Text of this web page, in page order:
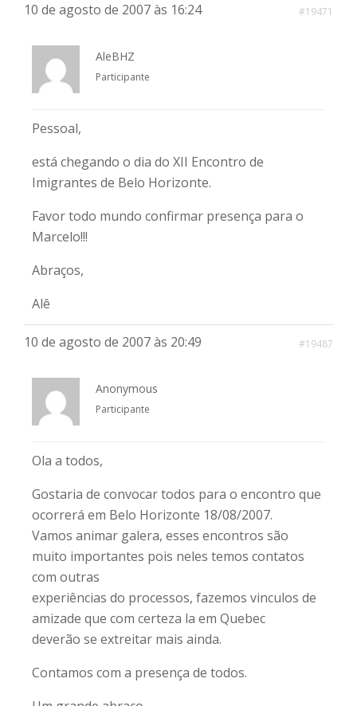
10 de agosto de 2007 às 16:24 #19471
AleBHZ
Participante
Pessoal,
está chegando o dia do XII Encontro de
Imigrantes de Belo Horizonte.
Favor todo mundo confirmar presença para o
Marcelo!!!
Abraços,
Alê
10 de agosto de 2007 às 20:49 #19487
Anonymous
Participante
Ola a todos,
Gostaria de convocar todos para o encontro que
ocorrerá em Belo Horizonte 18/08/2007.
Vamos animar galera, esses encontros são
muito importantes pois neles temos contatos
com outras
experiências do processos, fazemos vinculos de
amizade que com certeza la em Quebec
deverão se extreitar mais ainda.
Contamos com a presença de todos.